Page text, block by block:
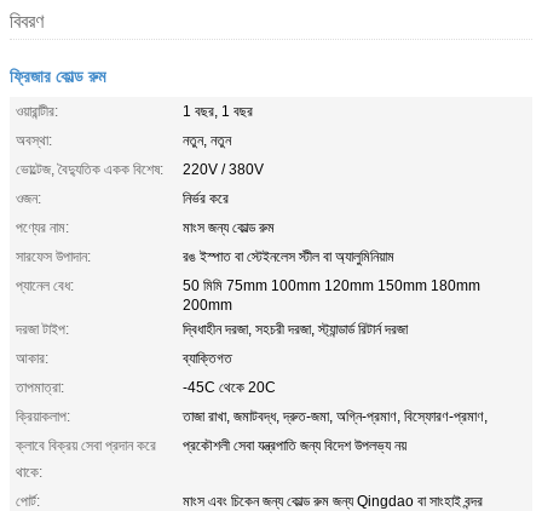
বিবরণ
ফ্রিজার কোল্ড রুম
ওয়ারান্টীর:
1 বছর, 1 বছর
অবস্থা:
নতুন, নতুন
ভোল্টেজ, বৈদ্যুতিক একক বিশেষ:
220V / 380V
ওজন:
নির্ভর করে
পণ্যের নাম:
মাংস জন্য কোল্ড রুম
সারফেস উপাদান:
রঙ ইস্পাত বা স্টেইনলেস স্টীল বা অ্যালুমিনিয়াম
প্যানেল বেধ:
50 মিমি 75mm 100mm 120mm 150mm 180mm
200mm
দরজা টাইপ:
দ্বিধাহীন দরজা, সহচরী দরজা, স্ট্যান্ডার্ড রিটার্ন দরজা
আকার:
ব্যাক্তিগত
তাপমাত্রা:
-45C থেকে 20C
ক্রিয়াকলাপ:
তাজা রাখা, জমাটবদ্ধ, দ্রুত-জমা, অগ্নি-প্রমাণ, বিস্ফোরণ-প্রমাণ,
ক্লাবে বিক্রয় সেবা প্রদান করে
থাকে:
প্রকৌশলী সেবা যন্ত্রপাতি জন্য বিদেশ উপলভ্য নয়
পোর্ট:
মাংস এবং চিকেন জন্য কোল্ড রুম জন্য Qingdao বা সাংহাই বন্দর